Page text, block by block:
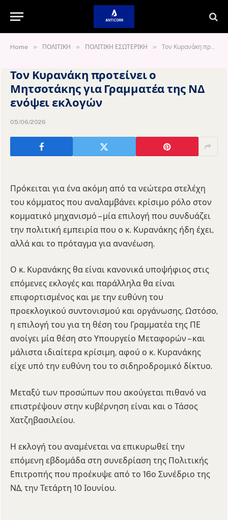
Home » ΠΟΛΙΤΙΚΗ » ΠΟΛΙΤΙΚΗ ΕΣΩΤΕΡΙΚΗ » Τον Κυρανάκη προτείνει ο Μητσοτάκης για Γραμματέα της ΝΔ ενόψει εκλογών
Τον Κυρανάκη προτείνει ο
Μητσοτάκης για Γραμματέα της ΝΔ
ενόψει εκλογών
05/06/2026
Πρόκειται για ένα ακόμη από τα νεώτερα στελέχη
του κόμματος που αναλαμβάνει κρίσιμο ρόλο στον
κομματικό μηχανισμό – μία επιλογή που συνδυάζει
την πολιτική εμπειρία που ο κ. Κυρανάκης ήδη έχει,
αλλά και το πρόταγμα για ανανέωση.
Ο κ. Κυρανάκης θα είναι κανονικά υποψήφιος στις
επόμενες εκλογές και παράλληλα θα είναι
επιφορτισμένος και με την ευθύνη του
προεκλογικού συντονισμού και οργάνωσης. Ωστόσο,
η επιλογή του για τη θέση του Γραμματέα της ΠΕ
ανοίγει μία θέση στο Υπουργείο Μεταφορών – και
μάλιστα ιδιαίτερα κρίσιμη, αφού ο κ. Κυρανάκης
είχε υπό την ευθύνη του το σιδηροδρομικό δίκτυο.
Μεταξύ των προσώπων που ακούγεται πιθανό να
επιστρέψουν στην κυβέρνηση είναι και ο Τάσος
Χατζηβασιλείου.
Η εκλογή του αναμένεται να επικυρωθεί την
επόμενη εβδομάδα στη συνεδρίαση της Πολιτικής
Επιτροπής που προέκυψε από το 16ο Συνέδριο της
ΝΔ, την Τετάρτη 10 Ιουνίου.